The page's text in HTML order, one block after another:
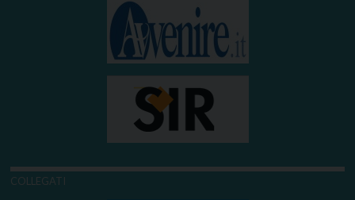
COLLEGATI